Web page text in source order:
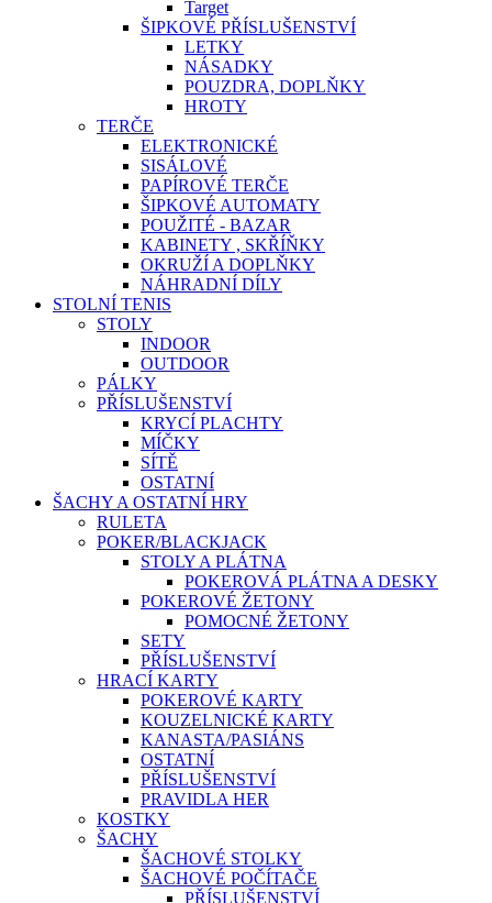
Target
ŠIPKOVÉ PŘÍSLUŠENSTVÍ
LETKY
NÁSADKY
POUZDRA, DOPLŇKY
HROTY
TERČE
ELEKTRONICKÉ
SISÁLOVÉ
PAPÍROVÉ TERČE
ŠIPKOVÉ AUTOMATY
POUŽITÉ - BAZAR
KABINETY , SKŘÍŇKY
OKRUŽÍ A DOPLŇKY
NÁHRADNÍ DÍLY
STOLNÍ TENIS
STOLY
INDOOR
OUTDOOR
PÁLKY
PŘÍSLUŠENSTVÍ
KRYCÍ PLACHTY
MÍČKY
SÍTĚ
OSTATNÍ
ŠACHY A OSTATNÍ HRY
RULETA
POKER/BLACKJACK
STOLY A PLÁTNA
POKEROVÁ PLÁTNA A DESKY
POKEROVÉ ŽETONY
POMOCNÉ ŽETONY
SETY
PŘÍSLUŠENSTVÍ
HRACÍ KARTY
POKEROVÉ KARTY
KOUZELNICKÉ KARTY
KANASTA/PASIÁNS
OSTATNÍ
PŘÍSLUŠENSTVÍ
PRAVIDLA HER
KOSTKY
ŠACHY
ŠACHOVÉ STOLKY
ŠACHOVÉ POČÍTAČE
PŘÍSLUŠENSTVÍ